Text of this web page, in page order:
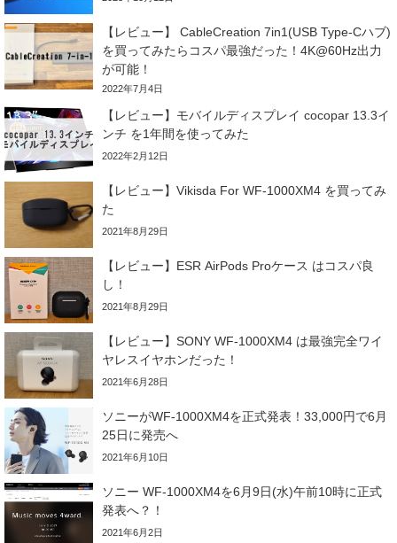
【レビュー】 CableCreation 7in1(USB Type-Cハブ)
を買ってみたらコスパ最強だった！4K@60Hz出力
が可能！
2022年7月4日
【レビュー】モバイルディスプレイ cocopar 13.3イ
ンチ を1年間を使ってみた
2022年2月12日
【レビュー】Vikisda For WF-1000XM4 を買ってみ
た
2021年8月29日
【レビュー】ESR AirPods Proケース はコスパ良
し！
2021年8月29日
【レビュー】SONY WF-1000XM4 は最強完全ワイ
ヤレスイヤホンだった！
2021年6月28日
ソニーがWF-1000XM4を正式発表！33,000円で6月
25日に発売へ
2021年6月10日
ソニー WF-1000XM4を6月9日(水)午前10時に正式
発表へ？！
2021年6月2日